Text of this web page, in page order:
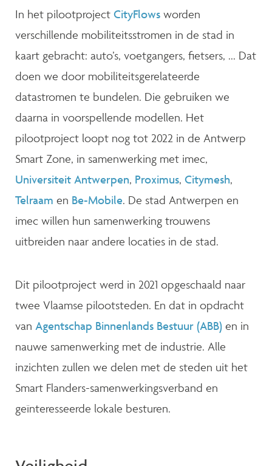
In het pilootproject CityFlows worden
verschillende mobiliteitsstromen in de stad in
kaart gebracht: auto’s, voetgangers, fietsers, ... Dat
doen we door mobiliteitsgerelateerde
datastromen te bundelen. Die gebruiken we
daarna in voorspellende modellen. Het
pilootproject loopt nog tot 2022 in de Antwerp
Smart Zone, in samenwerking met imec,
Universiteit Antwerpen, Proximus, Citymesh,
Telraam en Be-Mobile. De stad Antwerpen en
imec willen hun samenwerking trouwens
uitbreiden naar andere locaties in de stad.
Dit pilootproject werd in 2021 opgeschaald naar
twee Vlaamse pilootsteden. En dat in opdracht
van Agentschap Binnenlands Bestuur (ABB) en in
nauwe samenwerking met de industrie. Alle
inzichten zullen we delen met de steden uit het
Smart Flanders-samenwerkingsverband en
geïnteresseerde lokale besturen.